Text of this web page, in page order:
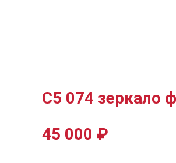
С5 074 зеркало
45 000 ₽